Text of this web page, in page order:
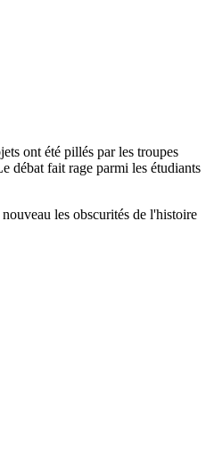
ont été pillés par les troupes
débat fait rage parmi les étudiants
les obscurités de l'histoire